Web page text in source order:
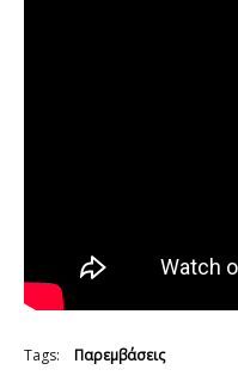
Tags: Παρεμβάσεις